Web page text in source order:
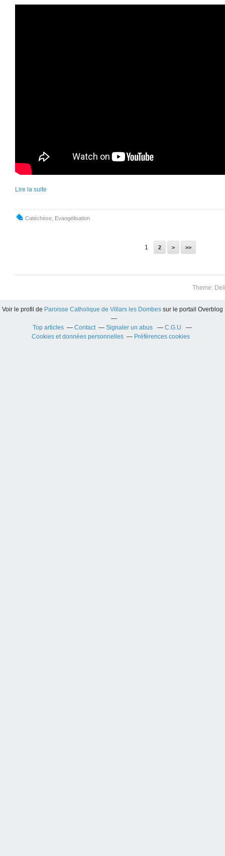
Lire la suite
Catéchèse Evangélisation
1 2 > >>
Theme:
Voir le profil de Paroisse Catholique de Villars les Dombes sur le portail Overblog
Top articles Contact Signaler un abus
C.G.U.
Cookies et données personnelles
Préférences cookies